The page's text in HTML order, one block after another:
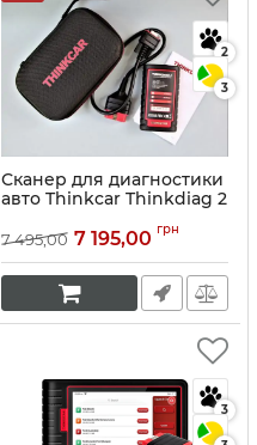
2
3
Сканер для диагностики
авто Thinkcar Thinkdiag 2
7 495,00 7 195,00 грн
3